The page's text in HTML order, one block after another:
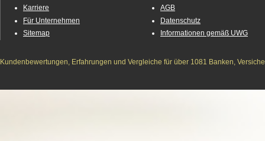
Karriere
Für Unternehmen
Sitemap
AGB
Datenschutz
Informationen gemäß UWG
Kundenbewertungen, Erfahrungen und Vergleiche für über 1081 Banken,